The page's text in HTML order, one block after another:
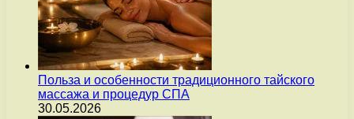
Польза и особенности традиционного тайского
массажа и процедур СПА
30.05.2026